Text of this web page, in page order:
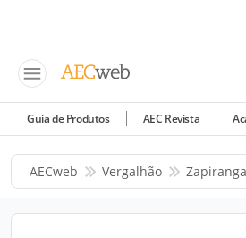
Guia de Produtos AEC Revista
AECweb Vergalhão Zapiranga